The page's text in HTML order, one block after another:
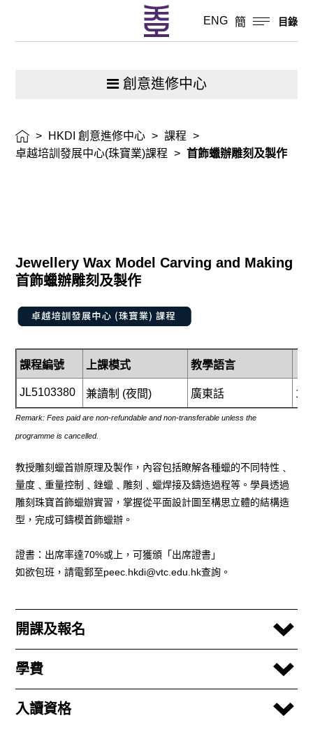
ENG 簡 目錄
創意進修中心
> HKDI 創意進修中心 > 課程
>
卓越培訓發展中心(珠寶業)課程
> 首飾蠟辦雕刻及製作
Jewellery Wax Model Carving and Making
首飾蠟辦雕刻及製作
課程編號 上課模式 教學語言
JL5103380 兼讀制 (夜間) 廣東話 18
Remark: Fees paid are non-refundable and non-transferable unless the
programme is cancelled.
教授雕刻蠟首辦原理及製作 ，內容包括瞭解各種蠟的不同特性
量度 ﹑重量控制 ﹑銼蠟 雕刻 蠟焊接及鑄造過程等 。學員透過
雕刻珠寶首飾蠟辦實習 ，掌握從平面設計圖至構思立體的結構造
型 ，完成可鑄模首飾蠟辦。
證書：出席率達70%或上，可獲頒「出席證書」
如欲包班，請電郵至peec.hkdi@vtc.edu.hk查詢。
開課及報名
學費
入讀資格